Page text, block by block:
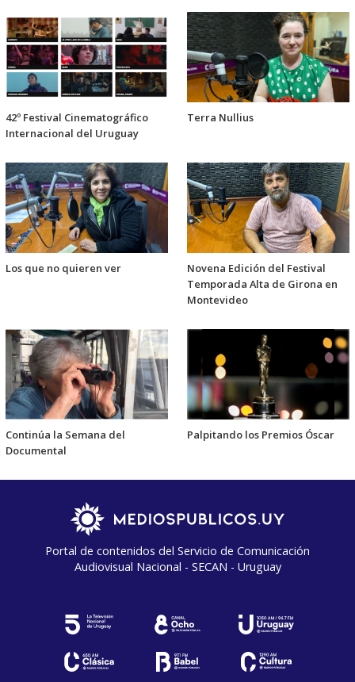
42º Festival Cinematográfico
Internacional del Uruguay
Terra Nullius
Los que no quieren ver
Novena Edición del Festival
Temporada Alta de Girona en
Montevideo
Continúa la Semana del
Documental
Palpitando los Premios Óscar
Portal de contenidos del Servicio de Comunicación
Audiovisual Nacional - SECAN - Uruguay